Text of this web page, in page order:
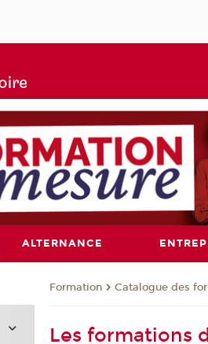
ALTERNANCE
Formation Catalogue des
Les formations